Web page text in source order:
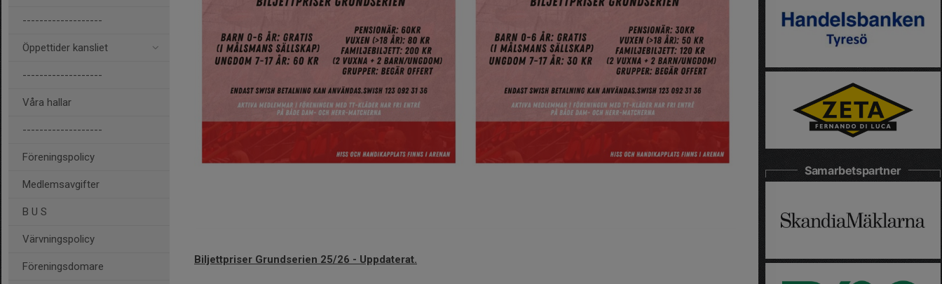
-------------------
Öppettider kansliet
-------------------
Våra hallar
-------------------
Föreningspolicy
Medlemsavgifter
B U S
Värvningspolicy
Föreningsdomare
Biljettpriser Grundserien 25/26 - Uppdaterat.
Samarbetspartner